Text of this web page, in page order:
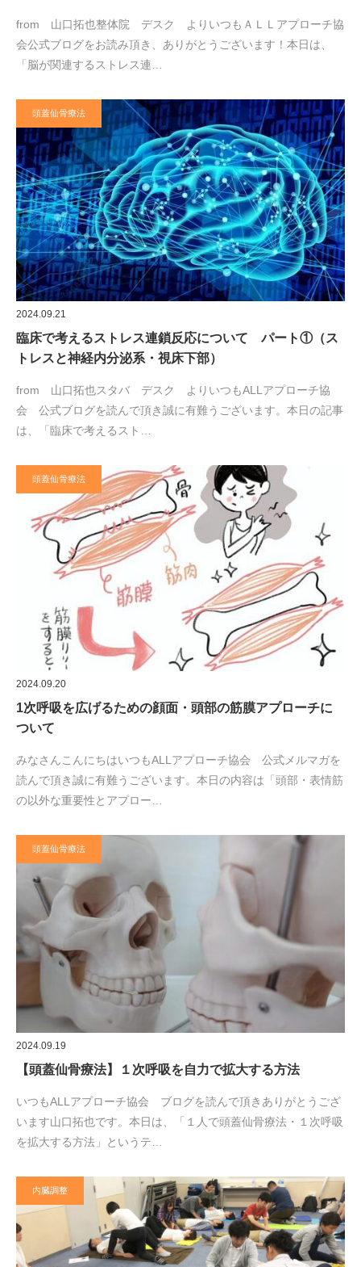
from 山口拓也整体院 デスク よりいつもＡＬＬアプローチ協
会公式ブログをお読み頂き、ありがとうございます！本日は、
「脳が関連するストレス連…
頭蓋仙骨療法
2024.09.21
臨床で考えるストレス連鎖反応について パート①（ス
トレスと神経内分泌系・視床下部）
from 山口拓也スタバ デスク よりいつもALLアプローチ協
会 公式ブログを読んで頂き誠に有難うございます。本日の記事
は、「臨床で考えるスト…
頭蓋仙骨療法
2024.09.20
1次呼吸を広げるための顔面・頭部の筋膜アプローチに
ついて
みなさんこんにちはいつもALLアプローチ協会 公式メルマガを
読んで頂き誠に有難うございます。本日の内容は「頭部・表情筋
の以外な重要性とアプロー…
頭蓋仙骨療法
2024.09.19
【頭蓋仙骨療法】１次呼吸を自力で拡大する方法
いつもALLアプローチ協会 ブログを読んで頂きありがとうござ
います山口拓也です。本日は、「１人で頭蓋仙骨療法・１次呼吸
を拡大する方法」というテ…
内臓調整